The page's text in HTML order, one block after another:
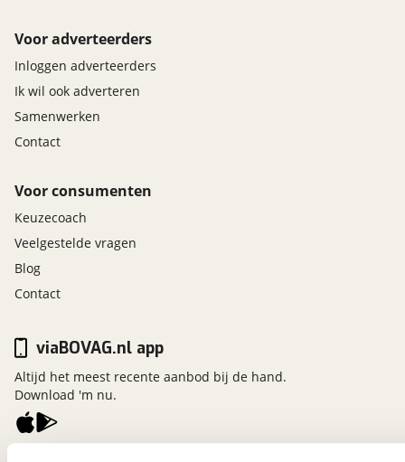
Voor adverteerders
Inloggen adverteerders
Ik wil ook adverteren
Samenwerken
Contact
Voor consumenten
Keuzecoach
Veelgestelde vragen
Blog
Contact
viaBOVAG.nl app
Altijd het meest recente aanbod bij de hand.
Download 'm nu.